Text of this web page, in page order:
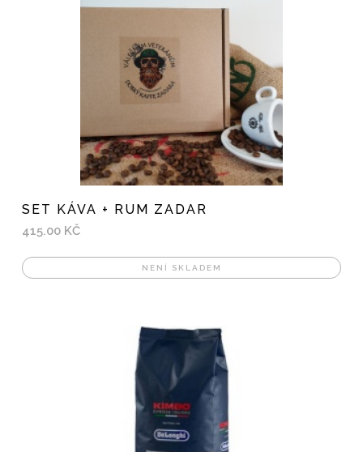
SET KÁVA + RUM ZADAR
415.00 KČ
NENÍ SKLADEM